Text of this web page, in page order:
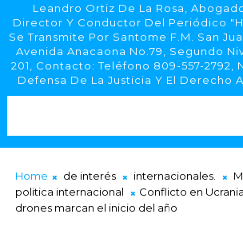
Leandro Ortiz De La Rosa,
Director Y Conductor Del Periódico
Se Transmite Por Santome F.M. San
Avenida Anacaona No.79, Segundo
201, Contacto: Teléfono 809-557-2792,
Defensa De La Justicia Y El Derecho
Home de interés internacionales.
politica internacional
Conflicto en
drones marcan el inicio del año